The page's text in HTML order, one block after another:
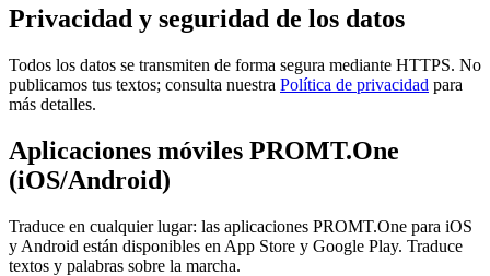
Privacidad y seguridad de los datos
Todos los datos se transmiten de forma segura mediante HTTPS. No
publicamos tus textos; consulta nuestra Política de privacidad para
más detalles.
Aplicaciones móviles PROMT.One
(iOS/Android)
Traduce en cualquier lugar: las aplicaciones PROMT.One para iOS
y Android están disponibles en App Store y Google Play. Traduce
textos y palabras sobre la marcha.